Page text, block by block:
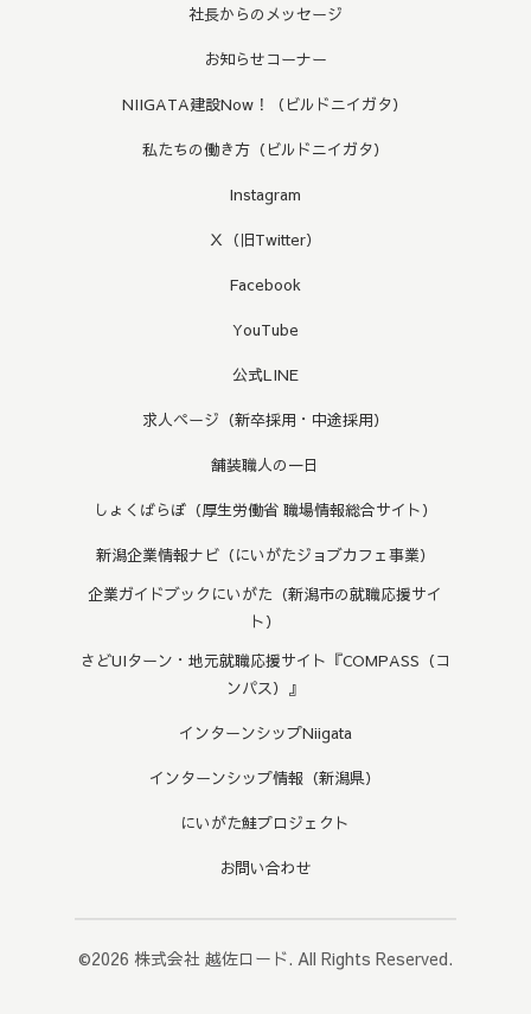
社長からのメッセージ
お知らせコーナー
NIIGATA建設Now！（ビルドニイガタ）
私たちの働き方（ビルドニイガタ）
Instagram
Ｘ（旧Twitter）
Facebook
YouTube
公式LINE
求人ページ（新卒採用・中途採用）
舗装職人の一日
しょくばらぼ（厚生労働省 職場情報総合サイト）
新潟企業情報ナビ（にいがたジョブカフェ事業）
企業ガイドブックにいがた（新潟市の就職応援サイ
ト）
さどUIターン・地元就職応援サイト『COMPASS（コ
ンパス）』
インターンシップNiigata
インターンシップ情報（新潟県）
にいがた鮭プロジェクト
お問い合わせ
©2026 株式会社 越佐ロード. All Rights Reserved.